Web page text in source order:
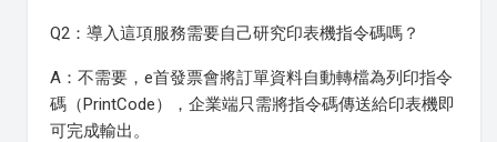
Q2：導入這項服務需要自己研究印表機指令碼嗎？
A：不需要，e首發票會將訂單資料自動轉檔為列印指令
碼（PrintCode），企業端只需將指令碼傳送給印表機即
可完成輸出。